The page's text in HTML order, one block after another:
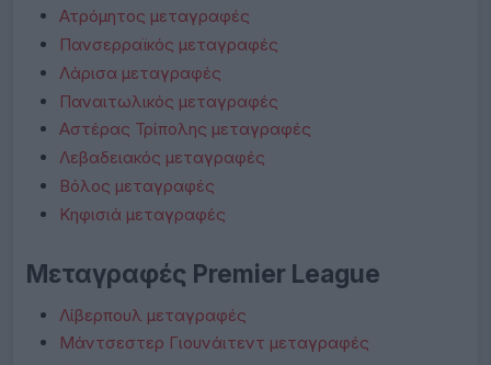
Ατρόμητος μεταγραφές
Πανσερραϊκός μεταγραφές
Λάρισα μεταγραφές
Παναιτωλικός μεταγραφές
Αστέρας Τρίπολης μεταγραφές
Λεβαδειακός μεταγραφές
Βόλος μεταγραφές
Κηφισιά μεταγραφές
Μεταγραφές Premier League
Λίβερπουλ μεταγραφές
Μάντσεστερ Γιουνάιτεντ μεταγραφές